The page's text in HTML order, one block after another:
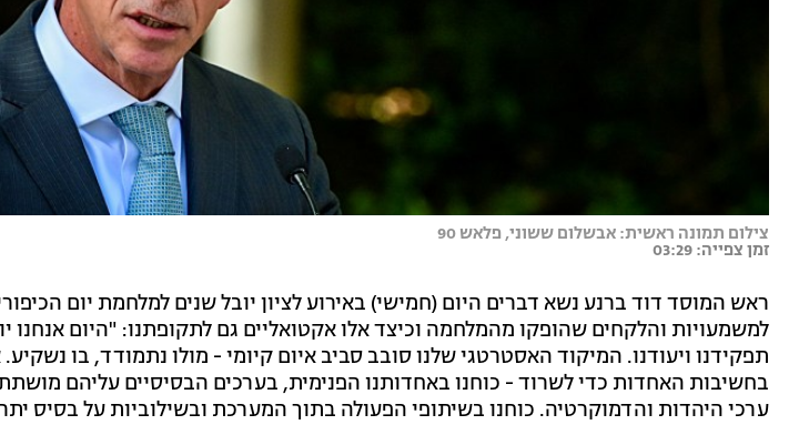
צילום תמונה ראשית: אבשלום ששוני, פלאש 90
זמן צפייה: 03:29
ראש המוסד דוד ברנע נשא דברים היום (חמישי) באירוע לציון יובל שנים למלחמת יום
למשמעויות והלקחים שהופקו מהמלחמה וכיצד אלו אקטואליים גם לתקופתנו: "היום אנחנו
תפקידנו ויעודנו. המיקוד האסטרטגי שלנו סובב סביב איום קיומי - מולו נתמודד, בו
בחשיבות האחדות כדי לשרוד - כוחנו באחדותנו הפנימית, בערכים הבסיסיים עליהם
ערכי היהדות והדמוקרטיה. כוחנו בשיתופי הפעולה בתוך המערכת ובשילוביות על בסיס